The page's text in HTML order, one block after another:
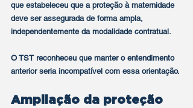
que estabeleceu que a proteção à maternidade
deve ser assegurada de forma ampla,
independentemente da modalidade contratual.
O TST reconheceu que manter o entendimento
anterior seria incompatível com essa orientação.
Ampliação da proteção